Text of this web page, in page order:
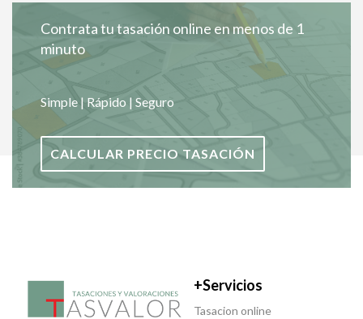
Contrata tu tasación online en menos de 1
minuto
Simple | Rápido | Seguro
CALCULAR PRECIO TASACIÓN
+Servicios
Tasacion online